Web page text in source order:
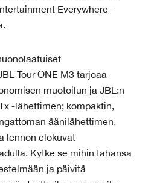
Everywhere -
Tour ONE M3 tarjoaa
muotoilun ja JBL:n
-lähettimen; kompaktin,
äänilähettimen,
lennon elokuvat
Kytke se mihin tahansa
ja päivitä